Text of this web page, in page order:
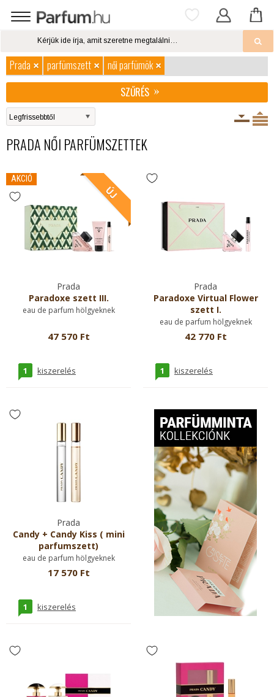
Prada parfümszett
női parfümök
SZŰRÉS
PRADA NŐI PARFÜMSZETTEK
AKCIÓ
Prada
Paradoxe szett III.
eau de parfum hölgyeknek
47 570 Ft
1 kiszerelés
Prada
Paradoxe Virtual Flower
szett I.
eau de parfum hölgyeknek
42 770 Ft
1 kiszerelés
Prada
Candy + Candy Kiss ( mini
parfumszett)
eau de parfum hölgyeknek
17 570 Ft
1 kiszerelés